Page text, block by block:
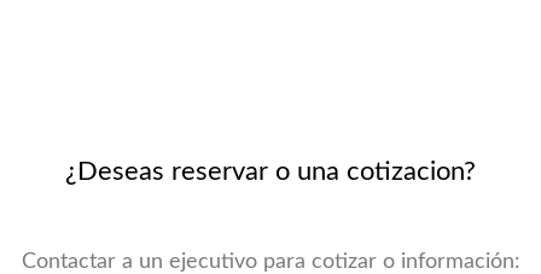
¿Deseas reservar o una cotizacion?
Contactar a un ejecutivo para cotizar o información: